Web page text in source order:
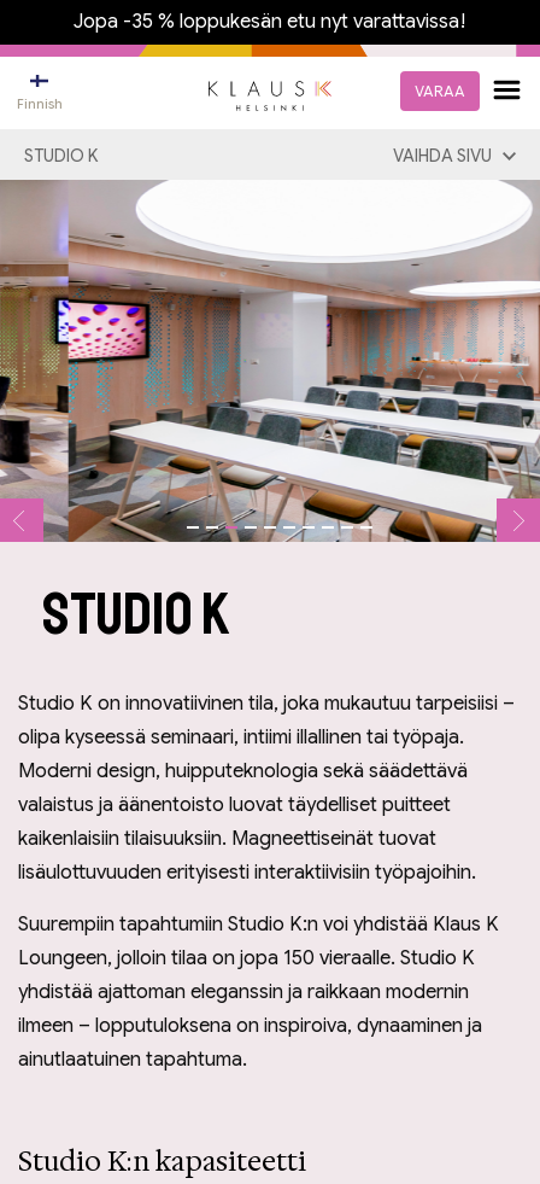
Jopa -35 % loppukesän etu nyt varattavissa!
Finnish
VARAA
STUDIO K VAIHDA SIVU
Studio K
Studio K on innovatiivinen tila, joka mukautuu tarpeisiisi –
olipa kyseessä seminaari, intiimi illallinen tai työpaja.
Moderni design, huipputeknologia sekä säädettävä
valaistus ja äänentoisto luovat täydelliset puitteet
kaikenlaisiin tilaisuuksiin. Magneettiseinät tuovat
lisäulottuvuuden erityisesti interaktiivisiin työpajoihin.
Suurempiin tapahtumiin Studio K:n voi yhdistää Klaus K
Loungeen, jolloin tilaa on jopa 150 vieraalle. Studio K
yhdistää ajattoman eleganssin ja raikkaan modernin
ilmeen – lopputuloksena on inspiroiva, dynaaminen ja
ainutlaatuinen tapahtuma.
Studio K:n kapasiteetti